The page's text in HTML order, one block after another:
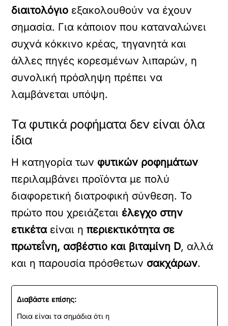
διαιτολόγιο εξακολουθούν να έχουν
σημασία. Για κάποιον που καταναλώνει
συχνά κόκκινο κρέας, τηγανητά και
άλλες πηγές κορεσμένων λιπαρών, η
συνολική πρόσληψη πρέπει να
λαμβάνεται υπόψη.
Τα φυτικά ροφήματα δεν είναι όλα
ίδια
Η κατηγορία των φυτικών ροφημάτων
περιλαμβάνει προϊόντα με πολύ
διαφορετική διατροφική σύνθεση. Το
πρώτο που χρειάζεται έλεγχο στην
ετικέταείναι ηπεριεκτικότητα σε
πρωτεΐνη, ασβέστιο και βιταμίνη D, αλλά
και η παρουσία πρόσθετων σακχάρων.
Διαβάστε επίσης:
Ποια είναι τα σημάδια ότι η